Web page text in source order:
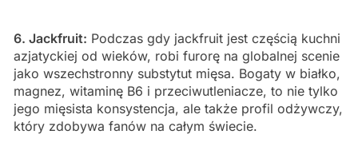
6. Jackfruit: Podczas gdy jackfruit jest częścią kuchni
azjatyckiej od wieków, robi furorę na globalnej scenie
jako wszechstronny substytut mięsa. Bogaty w białko,
magnez, witaminę B6 i przeciwutleniacze, to nie tylko
jego mięsista konsystencja, ale także profil odżywczy,
który zdobywa fanów na całym świecie.